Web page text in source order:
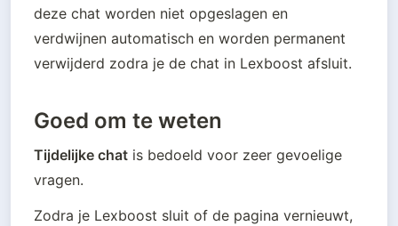
deze chat worden niet opgeslagen en
verdwijnen automatisch en worden permanent
verwijderd zodra je de chat in Lexboost afsluit.
Goed om te weten
Tijdelijke chat is bedoeld voor zeer gevoelige
vragen.
Zodra je Lexboost sluit of de pagina vernieuwt,